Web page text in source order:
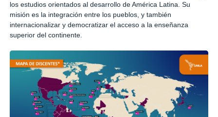
los estudios orientados al desarrollo de América Latina. Su
misión es la integración entre los pueblos, y también
internacionalizar y democratizar el acceso a la enseñanza
superior del continente.